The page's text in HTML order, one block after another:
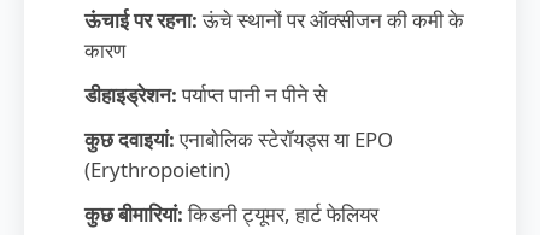
ऊंचाई पर रहना:ऊंचे स्थानों पर ऑक्सीजन की कमी के
कारण
डीहाइड्रेशन:पर्याप्त पानी न पीने से
कुछ दवाइयां:एनाबोलिक स्टेरॉयड्स या EPO
(Erythropoietin)
कुछ बीमारियां:किडनी ट्यूमर, हार्ट फेलियर